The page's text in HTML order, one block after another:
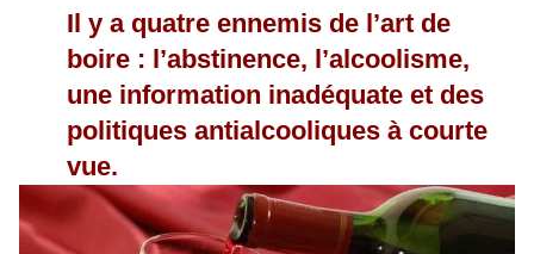
Il y a quatre ennemis de l’art de
boire : l’abstinence, l’alcoolisme,
une information inadéquate et des
politiques antialcooliques à courte
vue.